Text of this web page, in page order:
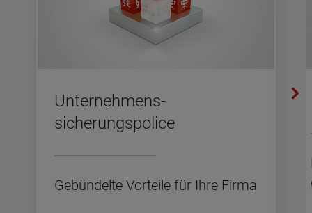
Unternehmens­­
sicherungspolice
Ge­bün­del­te Vor­tei­le für Ihre Firma